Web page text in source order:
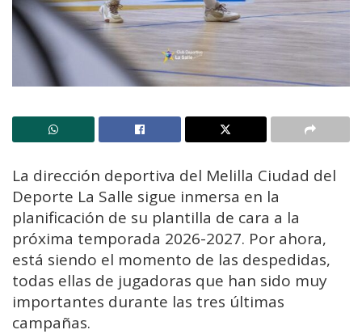
La dirección deportiva del Melilla Ciudad del
Deporte La Salle sigue inmersa en la
planificación de su plantilla de cara a la
próxima temporada 2026-2027. Por ahora,
está siendo el momento de las despedidas,
todas ellas de jugadoras que han sido muy
importantes durante las tres últimas
campañas.